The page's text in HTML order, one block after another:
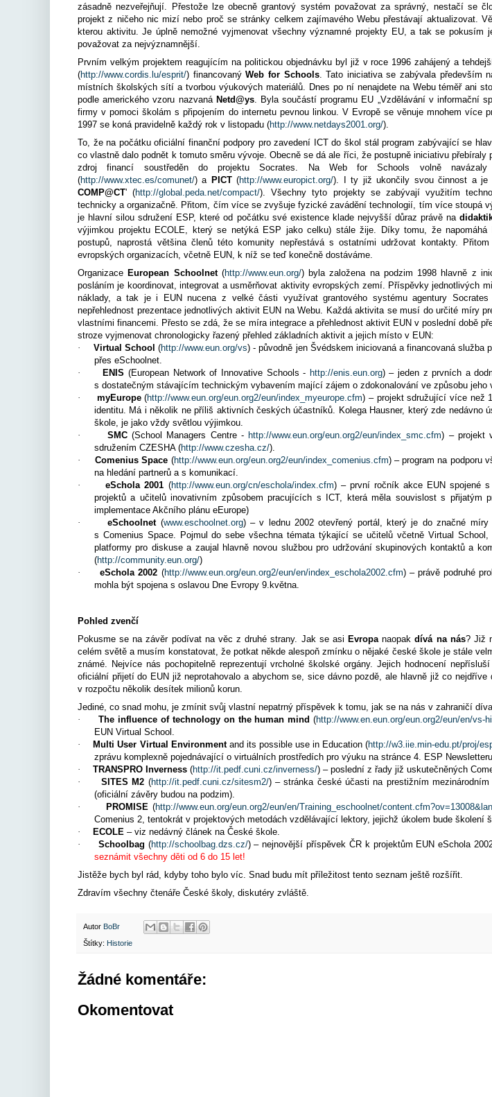
zásadně nezveřejňují. Přestože lze obecně grantový systém považovat za správný, nestačí se
projekt z ničeho nic mizí nebo proč se stránky celkem zajímavého Webu přestávají aktualizovat.
kterou aktivitu. Je úplně nemožné vyjmenovat všechny významné projekty EU, a tak se pokusím
považovat za nejvýznamnější.
Prvním velkým projektem reagujícím na politickou objednávku byl již v roce 1996 zahájený a
(http://www.cordis.lu/esprit/) financovanýWeb for Schools. Tato iniciativa se zabývala především
místních školských sítí a tvorbou výukových materiálů. Dnes po ní nenajdete na Webu téměř ani
podle amerického vzoru nazvaná Netd@ys. Byla součástí programu EU „Vzdělávání v informační
firmy v pomoci školám s připojením do internetu pevnou linkou. V Evropě se věnuje mnohem více
1997 se koná pravidelně každý rok v listopadu (http://www.netdays2001.org/).
To, že na počátku oficiální finanční podpory pro zavedení ICT do škol stál program zabývající se
co vlastně dalo podnět k tomuto směru vývoje. Obecně se dá ale říci, že postupně iniciativu
zdroj financí soustředěn do projektu Socrates. Na Web for Schools volně
(http://www.xtec.es/comunet/) a PICT(http://www.europict.org/). I ty již ukončily svou činnost a je
COMP@CT' (http://global.peda.net/compact/). Všechny tyto projekty se zabývají využitím
technicky a organizačně. Přitom, čím více se zvyšuje fyzické zavádění technologií, tím více stoupá
je hlavní silou sdružení ESP, které od počátku své existence klade nejvyšší důraz právě na
výjimkou projektu ECOLE, který se netýká ESP jako celku) stále žije. Díky tomu, že
postupů, naprostá většina členů této komunity nepřestává s ostatními udržovat kontakty.
evropských organizacích, včetně EUN, k níž se teď konečně dostáváme.
OrganizaceEuropean Schoolnet(http://www.eun.org/) byla založena na podzim 1998 hlavně z
posláním je koordinovat, integrovat a usměrňovat aktivity evropských zemí. Příspěvky jednotlivých
náklady, a tak je i EUN nucena z velké části využívat grantového systému agentury
nepřehlednost prezentace jednotlivých aktivit EUN na Webu. Každá aktivita se musí do určité míry
vlastními financemi. Přesto se zdá, že se míra integrace a přehlednost aktivit EUN v poslední době
stroze vyjmenovat chronologicky řazený přehled základních aktivit a jejich místo v EUN:
·
Virtual School (http://www.eun.org/vs) - původně jen Švédskem iniciovaná a financovaná služba
přes eSchoolnet.
·
ENIS (European Network of Innovative Schools - http://enis.eun.org) – jeden z prvních a
s dostatečným stávajícím technickým vybavením mající zájem o zdokonalování ve způsobu jeho
·
myEurope(http://www.eun.org/eun.org2/eun/index_myeurope.cfm) – projekt sdružující více než
identitu. Má i několik ne příliš aktivních českých účastníků. Kolega Hausner, který zde nedávno
škole, je jako vždy světlou výjimkou.
·
SMC(School Managers Centre -http://www.eun.org/eun.org2/eun/index_smc.cfm) – projekt
sdružením CZESHA (http://www.czesha.cz/).
·
Comenius Space (http://www.eun.org/eun.org2/eun/index_comenius.cfm) – program na podporu
na hledání partnerů a s komunikací.
·
eSchola 2001 (http://www.eun.org/cn/eschola/index.cfm) – první ročník akce EUN spojené
projektů a učitelů inovativním způsobem pracujících s ICT, která měla souvislost s přijatým
implementace Akčního plánu eEurope)
·
eSchoolnet(www.eschoolnet.org) – v lednu 2002 otevřený portál, který je do značné míry
s Comenius Space. Pojmul do sebe všechna témata týkající se učitelů včetně Virtual
platformy pro diskuse a zaujal hlavně novou službou pro udržování skupinových kontaktů a
(http://community.eun.org/)
·
eSchola 2002 (http://www.eun.org/eun.org2/eun/en/index_eschola2002.cfm) – právě podruhé
mohla být spojena s oslavou Dne Evropy 9.května.
Pohled zvenčí
Pokusme se na závěr podívat na věc z druhé strany. Jak se asiEvropa naopakdívá na nás? Již
celém světě a musím konstatovat, že potkat někde alespoň zmínku o nějaké české škole je stále
známé. Nejvíce nás pochopitelně reprezentují vrcholné školské orgány. Jejich hodnocení
oficiální přijetí do EUN již neprotahovalo a abychom se, sice dávno pozdě, ale hlavně již co
v rozpočtu několik desítek milionů korun.
Jediné, co snad mohu, je zmínit svůj vlastní nepatrný příspěvek k tomu, jak se na nás v zahraničí
·
The influence of technology on the human mind (http://www.en.eun.org/eun.org2/eun/en/vs-
EUN Virtual School.
·
Multi User Virtual Environmentand its possible use in Education (http://w3.iie.min-edu.pt/proj/
zprávu komplexně pojednávající o virtuálních prostředích pro výuku na stránce 4. ESP Newsletteru.
·
TRANSPRO Inverness (http://it.pedf.cuni.cz/inverness/) – poslední z řady již uskutečněných
·
SITES M2 (http://it.pedf.cuni.cz/sitesm2/) – stránka české účasti na prestižním
(oficiální závěry budou na podzim).
·
PROMISE (http://www.eun.org/eun.org2/eun/en/Training_eschoolnet/
Comenius 2, tentokrát v projektových metodách vzdělávající lektory, jejichž úkolem bude školení
·
ECOLE – viz nedávný článek na České škole.
·
Schoolbag (http://schoolbag.dzs.cz/) – nejnovější příspěvek ČR k projektům EUN eSchola
seznámit všechny děti od 6 do 15 let!
Jistěže bych byl rád, kdyby toho bylo víc. Snad budu mít příležitost tento seznam ještě rozšířit.
Zdravím všechny čtenáře České školy, diskutéry zvláště.
Autor BoBr
Štítky: Historie
Žádné komentáře:
Okomentovat